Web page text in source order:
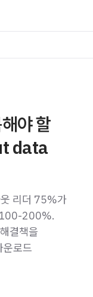
야 할
data
리더 75%가
100-200%.
결책을
로드